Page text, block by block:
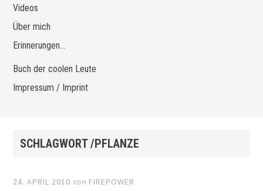
Videos
Über mich
Erinnerungen…
Buch der coolen Leute
Impressum / Imprint
SCHLAGWORT /PFLANZE
24. APRIL 2010 von FIREPOWER